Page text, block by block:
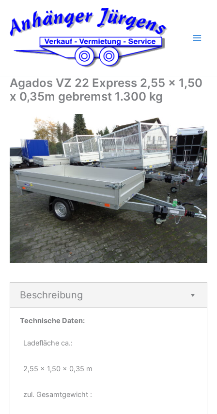
Inhalt
springen
Agados VZ 22 Express 2,55 x 1,50
x 0,35m gebremst 1.300 kg
Beschreibung
Technische Daten:
Ladefläche ca.:
2,55 x 1,50 x 0,35 m
zul. Gesamtgewicht :